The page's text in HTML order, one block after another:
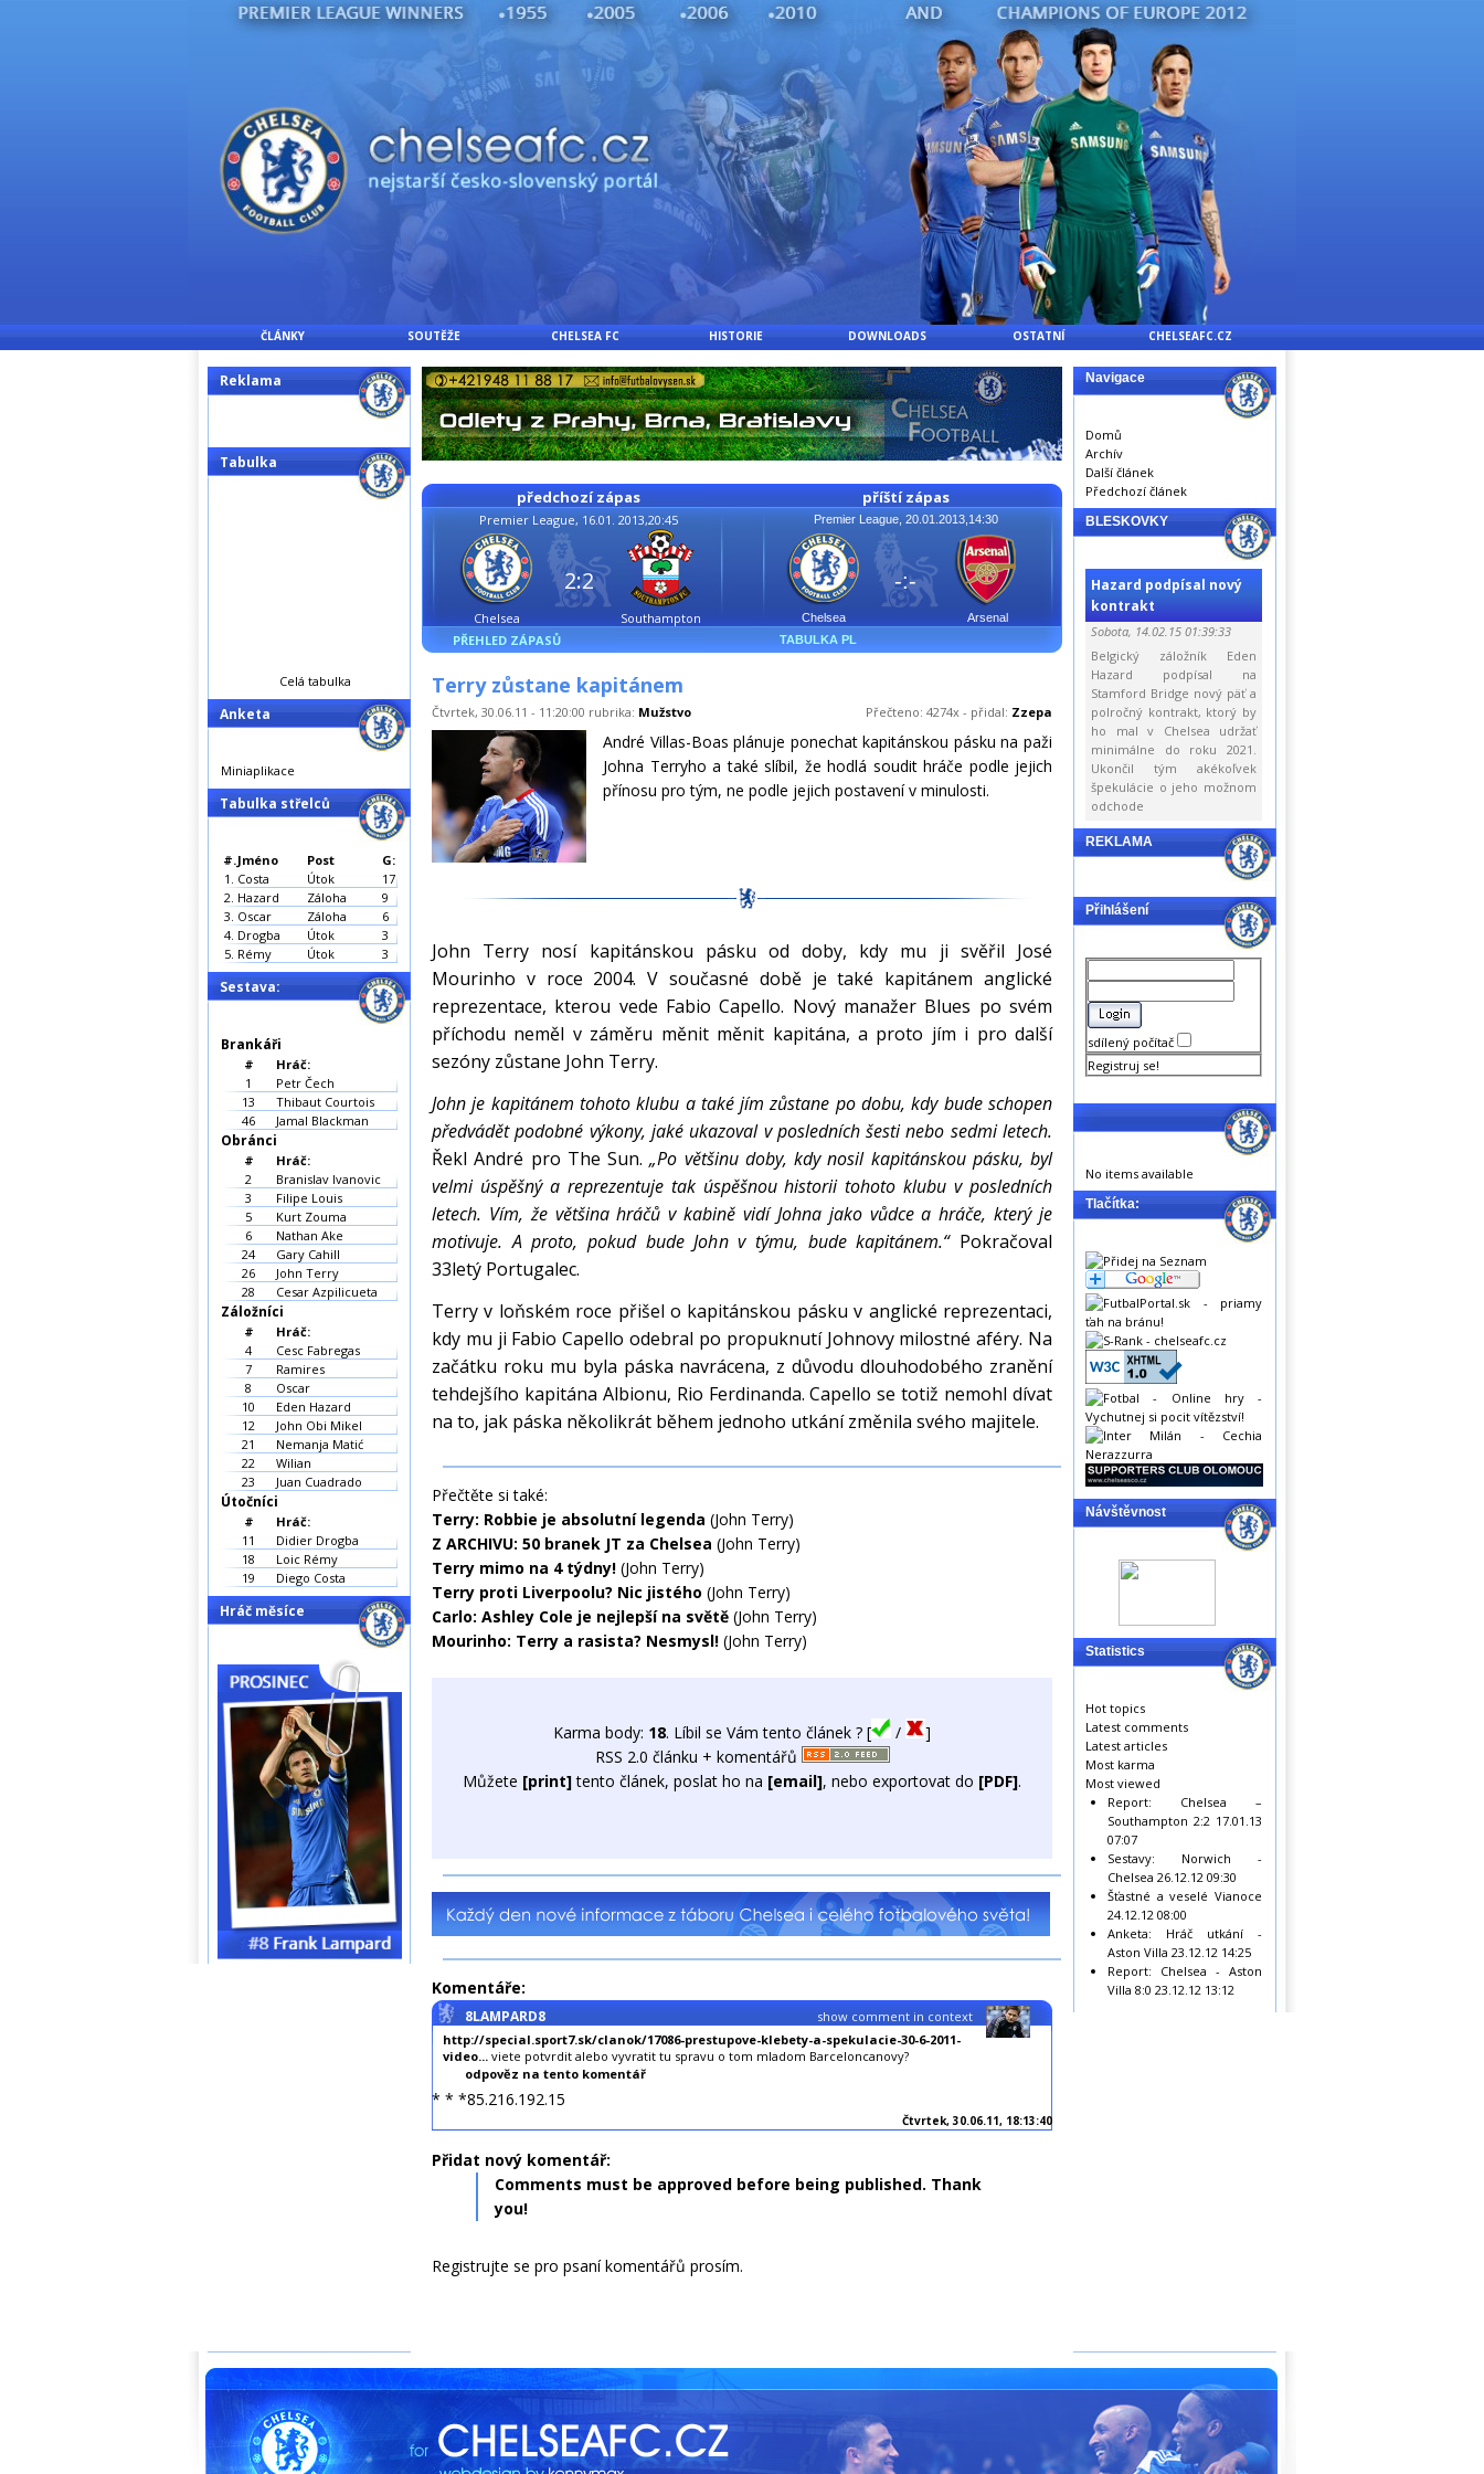
ČLÁNKY SOUTĚŽE CHELSEA FC HISTORIE DOWNLOADS OSTATNÍ CHELSEAFC.CZ
předchozí zápas
Premier League, 16.01. 2013,20:45
Chelsea Southampton
2:2
PŘEHLED ZÁPASŮ
příští zápas
Premier League, 20.01.2013,14:30
Chelsea Arsenal
-:-
TABULKA PL
Terry zůstane kapitánem
Čtvrtek, 30.06.11 - 11:20:00 rubrika: Mužstvo Přečteno: 4274x - přidal: Zzepa
André Villas-Boas plánuje ponechat kapitánskou pásku na paži
Johna Terryho a také slíbil, že hodlá soudit hráče podle jejich
přínosu pro tým, ne podle jejich postavení v minulosti.
John Terry nosí kapitánskou pásku od doby, kdy mu ji svěřil José
Mourinho v roce 2004. V současné době je také kapitánem anglické
reprezentace, kterou vede Fabio Capello. Nový manažer Blues po svém
příchodu neměl v záměru měnit měnit kapitána, a proto jím i pro další
sezóny zůstane John Terry.
John je kapitánem tohoto klubu a také jím zůstane po dobu, kdy bude schopen
předvádět podobné výkony, jaké ukazoval v posledních šesti nebo sedmi letech.
Řekl André pro The Sun.„Po většinu doby, kdy nosil kapitánskou pásku, byl
velmi úspěšný a reprezentuje tak úspěšnou historii tohoto klubu v posledních
letech. Vím, že většina hráčů v kabině vidí Johna jako vůdce a hráče, který je
motivuje. A proto, pokud bude John v týmu, bude kapitánem.“ Pokračoval
33letý Portugalec.
Terry v loňském roce přišel o kapitánskou pásku v anglické reprezentaci,
kdy mu ji Fabio Capello odebral po propuknutí Johnovy milostné aféry. Na
začátku roku mu byla páska navrácena, z důvodu dlouhodobého zranění
tehdejšího kapitána Albionu, Rio Ferdinanda. Capello se totiž nemohl dívat
na to, jak páska několikrát během jednoho utkání změnila svého majitele.
Přečtěte si také:
Terry: Robbie je absolutní legenda (John Terry)
Z ARCHIVU: 50 branek JT za Chelsea (John Terry)
Terry mimo na 4 týdny! (John Terry)
Terry proti Liverpoolu? Nic jistého (John Terry)
Carlo: Ashley Cole je nejlepší na světě (John Terry)
Mourinho: Terry a rasista? Nesmysl! (John Terry)
Karma body: 18. Líbil se Vám tento článek ? [ /
]
RSS 2.0 článku + komentářů
Můžete [print]tento článek, poslat ho na [email], nebo exportovat do [PDF].
Komentáře:
show comment in context
8LAMPARD8
http://special.sport7.sk/clanok/17086-prestupove-klebety-a-spekulacie-30-6-2011-
video... viete potvrdit alebo vyvratit tu spravu o tom mladom Barceloncanovy?
odpověz na tento komentář
* * *85.216.192.15
Čtvrtek, 30.06.11, 18:13:40
Přidat nový komentář:
Comments must be approved before being published. Thank
you!
Registrujte se pro psaní komentářů prosím.
Reklama
Tabulka
Celá tabulka
Anketa
Miniaplikace
Tabulka střelců
#.Jméno Post
G:
1. Costa Útok
17
2. Hazard Záloha
9
3. Oscar Záloha
6
4. Drogba Útok
3
5. Rémy Útok 3
Sestava:
Brankáři
#
Hráč:
1
Petr Čech
13
Thibaut Courtois
46
Jamal Blackman
Obránci
#
Hráč:
2
Branislav Ivanovic
3
Filipe Louis
5
Kurt Zouma
6
Nathan Ake
24
Gary Cahill
26
John Terry
28
Cesar Azpilicueta
Záložníci
#
Hráč:
4
Cesc Fabregas
7
Ramires
8
Oscar
10
Eden Hazard
12
John Obi Mikel
21
Nemanja Matić
22
Wilian
23
Juan Cuadrado
Útočníci
#
Hráč:
11
Didier Drogba
18
Loic Rémy
19
Diego Costa
Hráč měsíce
Navigace
Domů
Archív
Další článek
Předchozí článek
BLESKOVKY
Hazard podpísal nový
kontrakt
Sobota, 14.02.15 01:39:33
Belgický záložník Eden
Hazard podpísal na
Stamford Bridge nový päť a
polročný kontrakt, ktorý by
ho mal v Chelsea udržať
minimálne do roku 2021.
Ukončil tým akékoľvek
špekulácie o jeho možnom
odchode
REKLAMA
Přihlášení
sdílený počítač
Registruj se!
No items available
Tlačítka:
Návštěvnost
Statistics
Hot topics
Latest comments
Latest articles
Most karma
Most viewed
Report: Chelsea –
Southampton 2:2 17.01.13
07:07
Sestavy: Norwich -
Chelsea 26.12.12 09:30
Šťastné a veselé Vianoce
24.12.12 08:00
Anketa: Hráč utkání -
Aston Villa 23.12.12 14:25
Report: Chelsea - Aston
Villa 8:0 23.12.12 13:12